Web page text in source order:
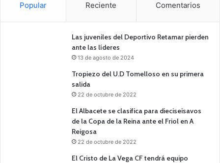
Popular Reciente Comentarios
Las juveniles del Deportivo Retamar pierden
ante las líderes
13 de agosto de 2024
Tropiezo del U.D Tomelloso en su primera
salida
22 de octubre de 2022
El Albacete se clasifica para dieciseisavos
de la Copa de la Reina ante el Friol en A
Reigosa
22 de octubre de 2022
El Cristo de La Vega CF tendrá equipo